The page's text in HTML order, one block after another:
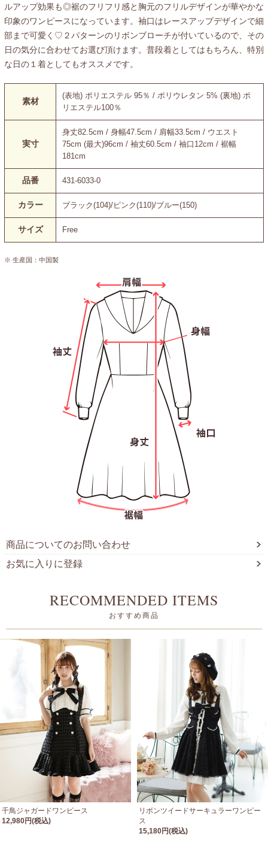
ルアップ効果も◎裾のフリフリ感と胸元のフリルデザインが華やかな
印象のワンピースになっています。袖口はレースアップデザインで細
部まで可愛く♡２パターンのリボンブローチが付いているので、その
日の気分に合わせてお選び頂けます。普段着としてはもちろん、特別
な日の１着としてもオススメです。
素材
(表地) ポリエステル 95％ / ポリウレタン 5% (裏地) ポ
リエステル100％
実寸
身丈82.5cm / 身幅47.5cm / 肩幅33.5cm / ウエスト
75cm (最大)96cm / 袖丈60.5cm / 袖口12cm / 裾幅
181cm
品番 431-6033-0
カラー ブラック(104)/ピンク(110)/ブルー(150)
サイズ Free
※ 生産国：中国製
商品についてのお問い合わせ
お気に入りに登録
RECOMMENDED ITEMS
おすすめ商品
千鳥ジャガードワンピース
12,980円(税込)
リボンツイードサーキュラーワンピー
ス
15,180円(税込)